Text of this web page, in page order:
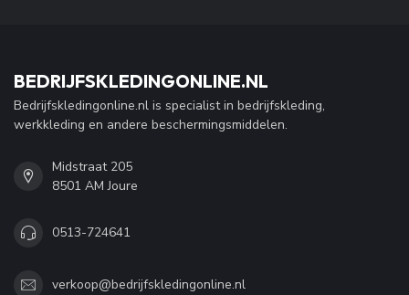
BEDRIJFSKLEDINGONLINE.NL
Bedrijfskledingonline.nl is specialist in bedrijfskleding,
werkkleding en andere beschermingsmiddelen.
Midstraat 205
8501 AM Joure
0513-724641
verkoop@bedrijfskledingonline.nl